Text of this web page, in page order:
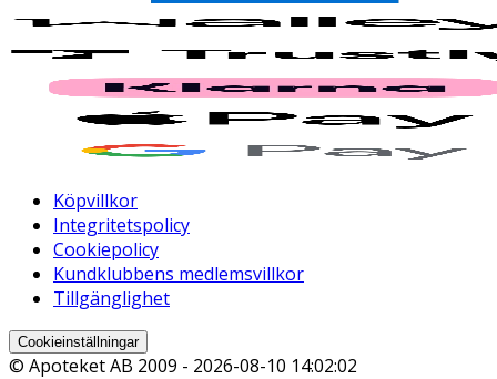
Köpvillkor
Integritetspolicy
Cookiepolicy
Kundklubbens medlemsvillkor
Tillgänglighet
Cookieinställningar
© Apoteket AB 2009 - 2026-08-10 14:02:02